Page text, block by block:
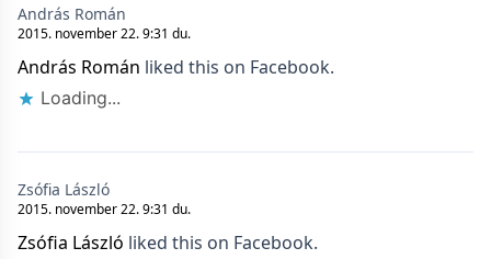
András Román
2015. november 22. 9:31 du.
András Román liked this on Facebook.
Loading...
Zsófia László
2015. november 22. 9:31 du.
Zsófia László liked this on Facebook.